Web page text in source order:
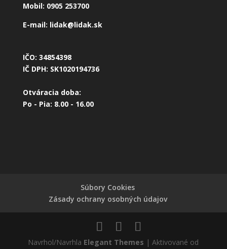
Mobil: 0905 253700
E-mail: lidak@lidak.sk
IČO: 34854398
IČ DPH: SK1020194736
Otváracia doba:
Po - Pia: 8.00 - 16.00
Súbory Cookies
Zásady ochrany osobných údajov
Navrhol/Navrhla Elegant Themes | Aktivované od